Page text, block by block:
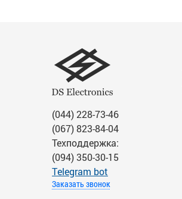
(044) 228-73-46
(067) 823-84-04
Техподдержка:
(094) 350-30-15
Тelegram bot
Заказать звонок